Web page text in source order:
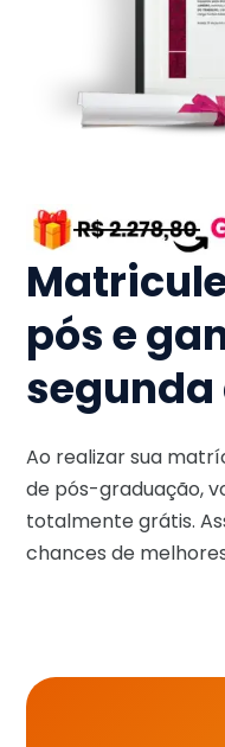
pós e
segunda
Ao realizar sua
de pós-graduação,
totalmente grátis.
chances de